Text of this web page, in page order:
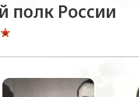
полк России